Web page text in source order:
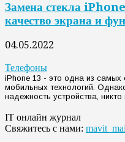
Замена стекла
качество экрана и
04.05.2022
Телефоны
iPhone 13 - это одна из
мобильных технологий.
надежность устройства, никто
IT онлайн журнал
Свяжитесь с нами: